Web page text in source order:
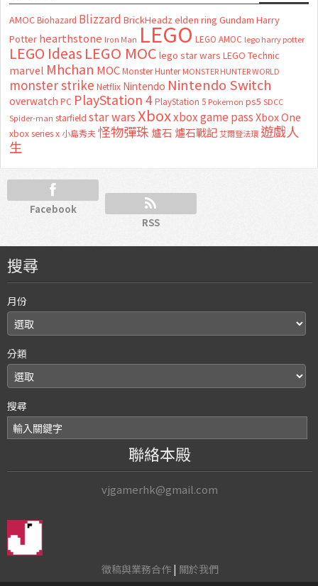
AMOC Biohazard Blizzard BrickHeadz elden ring Gundam Harry
Potter hearthstone Iron Man LEGO LEGO AMOC lego harry potter
LEGO Ideas LEGO MOC lego star wars LEGO Technic
marvel Mhchan MOC Monster Hunter MONSTER HUNTER WORLD
monster strike Netflix Nintendo Nintendo Switch
overwatch PC PlayStation 4 PlayStation 5 Pokemon ps5 SDCC
Spider-man starfield star warsXboxxbox game passXbox One
xbox series x 小島秀夫怪物彈珠 爐石 爐石戰記艾爾登法環 遊戲人
生
Facebook
RSS
搜尋
月份
分類
搜尋
聯絡本殿
vjgamerhk@gmail.com
徵稿與業務合作| 關於我們